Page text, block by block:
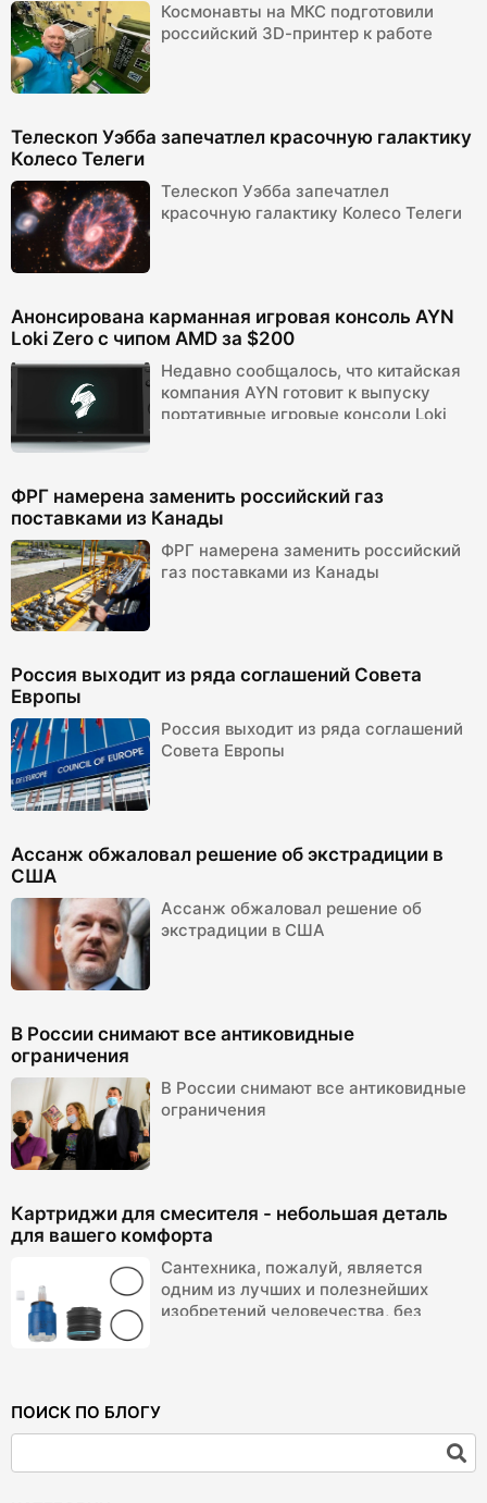
Космонавты на МКС подготовили
российский 3D-принтер к работе
Телескоп Уэбба запечатлел красочную галактику
Колесо Телеги
Телескоп Уэбба запечатлел
красочную галактику Колесо Телеги
Анонсирована карманная игровая консоль AYN
Loki Zero с чипом AMD за $200
Недавно сообщалось, что китайская
компания AYN готовит к выпуску
портативные игровые консоли Loki
ФРГ намерена заменить российский газ
поставками из Канады
ФРГ намерена заменить российский
газ поставками из Канады
Россия выходит из ряда соглашений Совета
Европы
Россия выходит из ряда соглашений
Совета Европы
Ассанж обжаловал решение об экстрадиции в
США
Ассанж обжаловал решение об
экстрадиции в США
В России снимают все антиковидные
ограничения
В России снимают все антиковидные
ограничения
Картриджи для смесителя - небольшая деталь
для вашего комфорта
Сантехника, пожалуй, является
одним из лучших и полезнейших
изобретений человечества, без
ПОИСК ПО БЛОГУ